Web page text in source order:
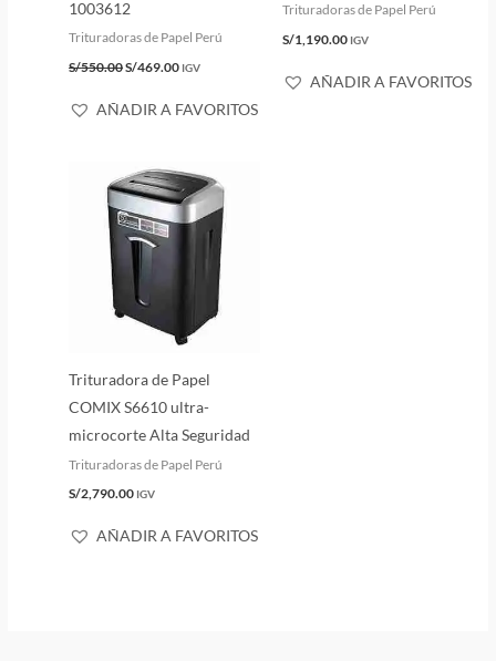
1003612
Trituradoras de Papel Perú
S/550.00S/469.00 IGV
AÑADIR A FAVORITOS
Trituradoras de Papel Perú
S/1,190.00 IGV
AÑADIR A FAVORITOS
Trituradora de Papel
COMIX S6610 ultra-
microcorte Alta Seguridad
Trituradoras de Papel Perú
S/2,790.00 IGV
AÑADIR A FAVORITOS